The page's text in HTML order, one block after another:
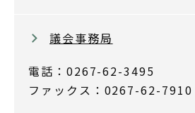
議会事務局
電話：0267-62-3495
ファックス：0267-62-7910